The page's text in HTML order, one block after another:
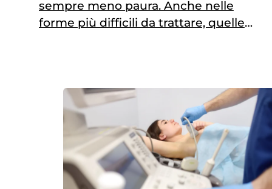
sempre meno paura. Anche nelle
forme più difficili da trattare, quelle
stallo, dove l’unica opzione era
rappresentata dalla chemioterapia,
oggi gli anticorpi coniugati entrano
ufficialmente tra le possibili armi da
usare per affrontare…